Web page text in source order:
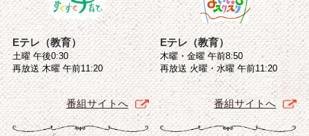
Eテレ（教育）
土曜 午後0:30
再放送 木曜 午前11:20
番組サイトへ
Eテレ（教育）
木曜・金曜 午前8:50
再放送 火曜・水曜 午前11:20
番組サイトへ